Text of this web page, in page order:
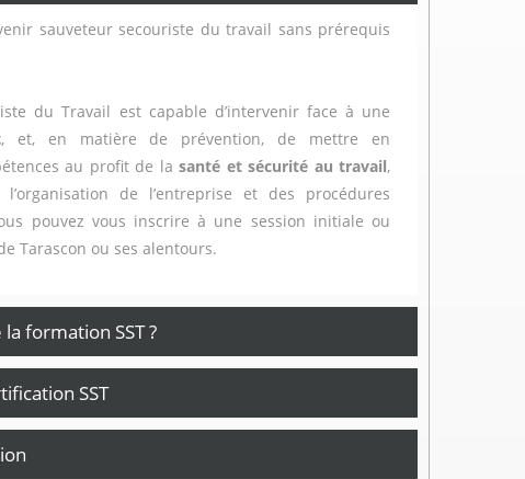
sauveteur secouriste du travail sans prérequis
du Travail est capable d’intervenir face à une
, et, en matière de prévention, de mettre en
au profit de lasanté et sécurité au travail,
de l’entreprise et des procédures
pouvez vous inscrire à une session initiale ou
Tarascon ou ses alentours.
formation SST ?
SST